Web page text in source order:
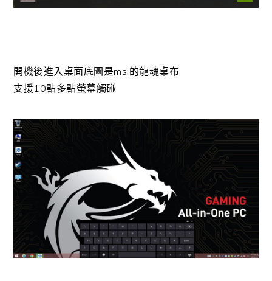
開機後進入桌面底圖是msi的龍魂桌布
支援10點多點螢幕觸碰